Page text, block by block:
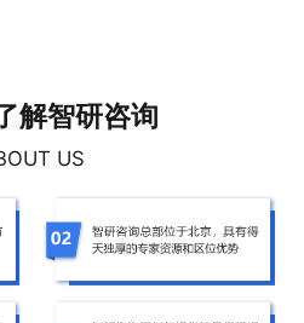
解智研咨询
US